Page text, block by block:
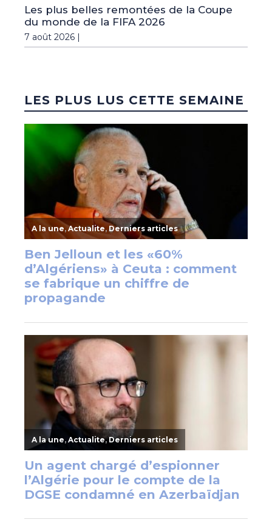
Les plus belles remontées de la Coupe
du monde de la FIFA 2026
7 août 2026 |
LES PLUS LUS CETTE SEMAINE